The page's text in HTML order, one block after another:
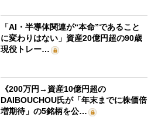
「AI・半導体関連が“本命”であること
に変わりはない」資産20億円超の90歳
現役トレー…
《200万円→資産10億円超の
DAIBOUCHOU氏が「年末までに株価倍
増期待」の5銘柄を公…